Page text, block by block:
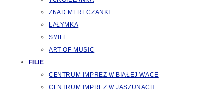
ZNAD MERECZANKI
ŁAŁYMKA
SMILE
ART OF MUSIC
FILIE
CENTRUM IMPREZ W BIAŁEJ WACE
CENTRUM IMPREZ W JASZUNACH